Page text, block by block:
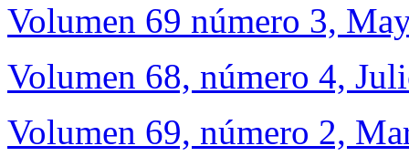
Volumen 69 número 3,
Volumen 68, número 4,
Volumen 69, número 2,